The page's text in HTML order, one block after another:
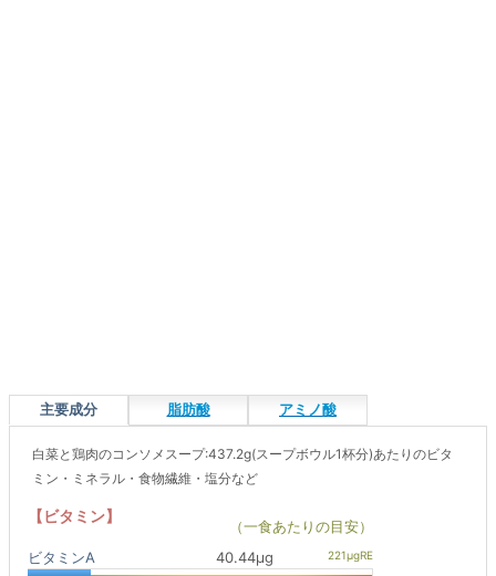
主要成分 脂肪酸 アミノ酸
白菜と鶏肉のコンソメスープ:437.2g(スープボウル1杯分)あたりのビタ
ミン・ミネラル・食物繊維・塩分など
【ビタミン】
（一食あたりの目安）
ビタミンA
40.44μg